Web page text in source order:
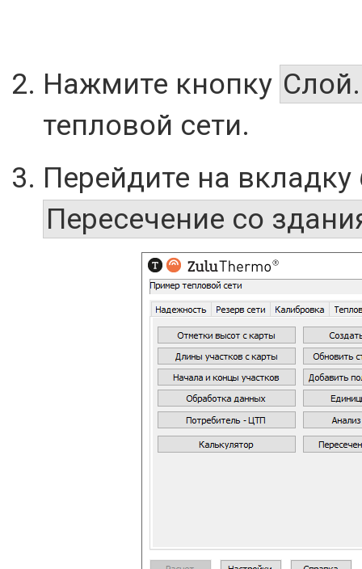
Нажмите кнопку
тепловой сети.
Перейдите на вкладку
Пересечение со